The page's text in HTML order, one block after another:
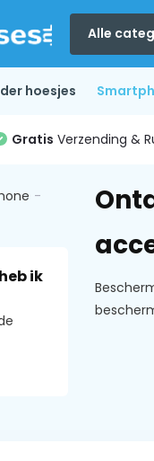
Alle
hoesjes
Gratis Verzending &
-
ik